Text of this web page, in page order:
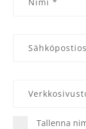
Tallenna